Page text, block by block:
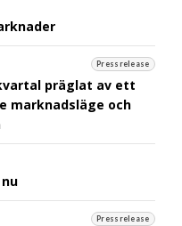
Pressrelease
präglat av ett
marknadsläge och
Pressrelease